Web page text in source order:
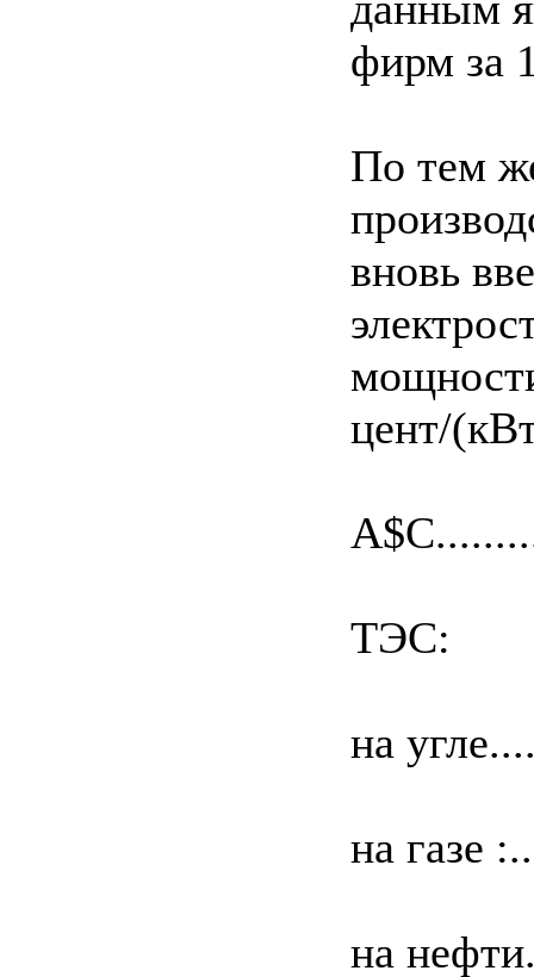
фирм за
По тем
вновь
цент/
ТЭС:
на
на газе
на